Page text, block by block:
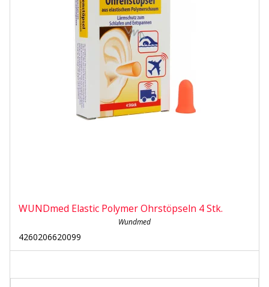
WUNDmed Elastic Polymer Ohrstöpseln 4 Stk.
Wundmed
4260206620099